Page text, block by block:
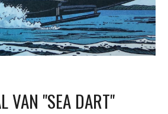
VAN "SEA DART"